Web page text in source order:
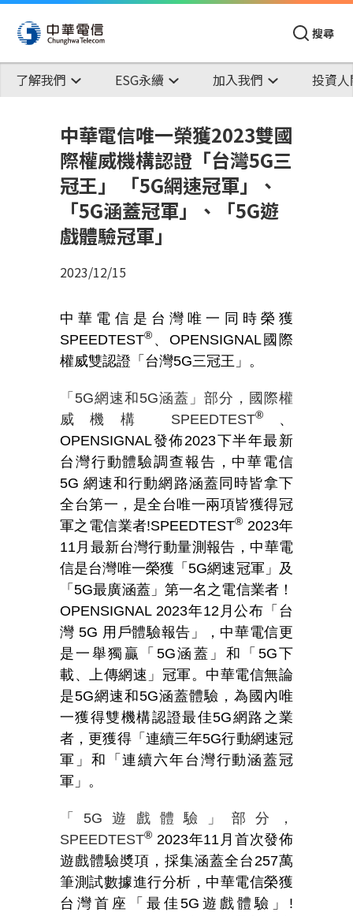
搜尋
了解我們 ESG永續 加入我們 投資
中華電信唯一榮獲2023雙國
際權威機構認證「台灣5G三
冠王」 「5G網速冠軍」、
「5G涵蓋冠軍」、「5G遊
戲體驗冠軍」
2023/12/15
中華電信是台灣唯一同時榮獲
SPEEDTEST® 、OPENSIGNAL國際
權威雙認證「台灣5G三冠王」。
「 5G網速和 5G涵蓋」部分，國際權
威機構
SPEEDTEST®、
OPENSIGNAL發佈2023下半年最新
台灣行動體驗調查報告，中華電信
5G 網速和行動網路涵蓋同時皆拿下
全台第一，是全台唯一兩項皆獲得冠
軍之電信業者!SPEEDTEST® 2023年
11月最新台灣行動量測報告，中華電
信是台灣唯一榮獲「5G網速冠軍」及
「5G最廣涵蓋」第一名之電信業者！
OPENSIGNAL 2023年12月公布「台
灣 5G 用戶體驗報告」，中華電信更
是一舉獨贏「5G涵蓋」和「5G下
載、上傳網速」冠軍。中華電信無論
是5G網速和5G涵蓋體驗，為國內唯
一獲得雙機構認證最佳5G網路之業
者，更獲得「連續三年5G行動網速冠
軍」和「連續六年台灣行動涵蓋冠
軍」。
「 5G 遊戲體驗」部分，
SPEEDTEST® 2023年11月首次發佈
遊戲體驗奬項，採集涵蓋全台257萬
筆測試數據進行分析，中華電信榮獲
台灣首座「最佳5G遊戲體驗」!